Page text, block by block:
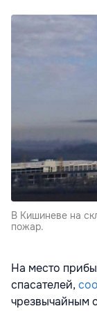
В Кишиневе на
пожар.
На место
спасателей,
чрезвычайным